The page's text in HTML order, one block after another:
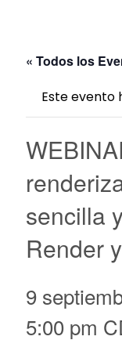
« Todos los
Este evento
sencilla
Render
9
5:00 pm